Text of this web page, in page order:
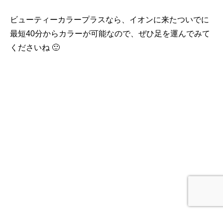
ビューティーカラープラスなら、イオンに来たついでに
最短40分からカラーが可能なので、ぜひ足を運んでみて
くださいね 🙂